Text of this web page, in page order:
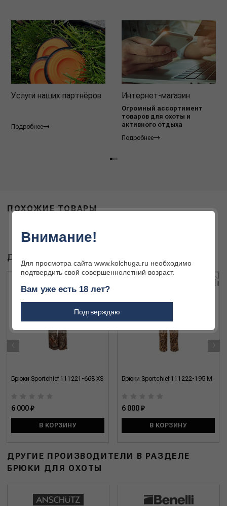
Услуги наших партнёров
Подробнее
Интернет-магазин
Огромный ассортимент
товаров для охоты и
активного отдыха
Подробнее
ПОХОЖИЕ ТОВАРЫ
ДРУГИЕ ТОВАРЫ БРЕНДА
Брюки Sportchief 111221-668 XS
6 000 ₽
В КОРЗИНУ
Брюки Sportchief 111222-195 M
6 000 ₽
В КОРЗИНУ
‹ ›
ДРУГИЕ ПРОИЗВОДИТЕЛИ В РАЗДЕЛЕ
БРЮКИ ДЛЯ ОХОТЫ
Внимание!
Для просмотра сайта www.kolchuga.ru необходимо
подтвердить свой совершеннолетний возраст.
Вам уже есть 18 лет?
Подтверждаю